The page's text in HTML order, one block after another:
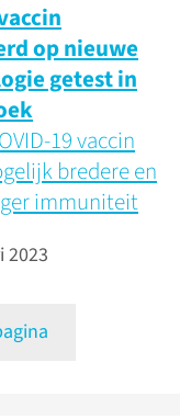
op nieuwe
getest in
19 vaccin
bredere en
immuniteit
2023